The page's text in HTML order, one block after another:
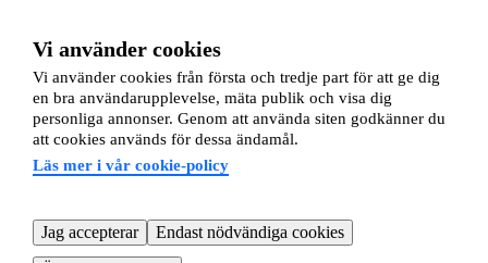
Vi använder cookies
Vi använder cookies från första och tredje part för att ge dig
en bra användarupplevelse, mäta publik och visa dig
personliga annonser. Genom att använda siten godkänner du
att cookies används för dessa ändamål.
Läs mer i vår cookie-policy
Jag accepterar
Endast nödvändiga cookies
Kom igång
Kom igång gratisSök annonser Logga in
Läs mer
Nyheter och tipsBytesansökan
Om lägenhetsbyte.se
Kundtjänst
Hjälp